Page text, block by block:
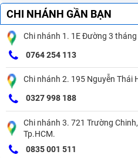
CHI NHÁNH GẦN BẠN
Chi nhánh 1. 1E Đường 3 tháng
0764 254 113
Chi nhánh 2. 195 Nguyễn Thái
0327 998 188
Chi nhánh 3. 721 Trường
Tp.HCM.
0835 001 511